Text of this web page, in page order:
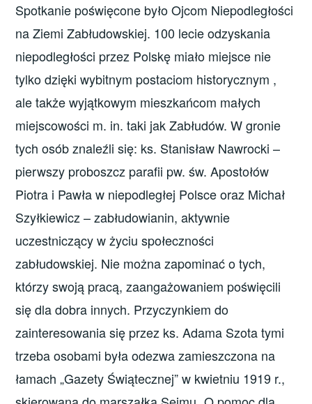
Spotkanie poświęcone było Ojcom Niepodległości
na Ziemi Zabłudowskiej. 100 lecie odzyskania
niepodległości przez Polskę miało miejsce nie
tylko dzięki wybitnym postaciom historycznym ,
ale także wyjątkowym mieszkańcom małych
miejscowości m. in. taki jak Zabłudów. W gronie
tych osób znaleźli się: ks. Stanisław Nawrocki –
pierwszy proboszcz parafii pw. św. Apostołów
Piotra i Pawła w niepodległej Polsce oraz Michał
Szyłkiewicz – zabłudowianin, aktywnie
uczestniczący w życiu społeczności
zabłudowskiej. Nie można zapominać o tych,
którzy swoją pracą, zaangażowaniem poświęcili
się dla dobra innych. Przyczynkiem do
zainteresowania się przez ks. Adama Szota tymi
trzeba osobami była odezwa zamieszczona na
łamach „Gazety Świątecznej” w kwietniu 1919 r.,